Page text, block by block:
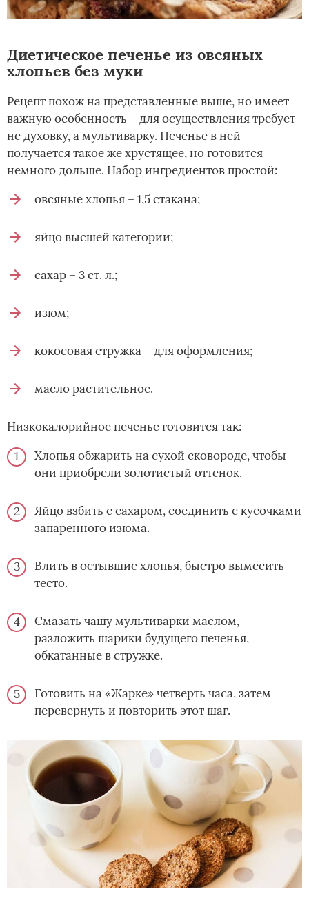
Диетическое печенье из овсяных
хлопьев без муки
Рецепт похож на представленные выше, но имеет
важную особенность – для осуществления требует
не духовку, а мультиварку. Печенье в ней
получается такое же хрустящее, но готовится
немного дольше. Набор ингредиентов простой:
овсяные хлопья – 1,5 стакана;
яйцо высшей категории;
сахар – 3 ст. л.;
изюм;
кокосовая стружка – для оформления;
масло растительное.
Низкокалорийное печенье готовится так:
Хлопья обжарить на сухой сковороде, чтобы
они приобрели золотистый оттенок.
Яйцо взбить с сахаром, соединить с кусочками
запаренного изюма.
Влить в остывшие хлопья, быстро вымесить
тесто.
Смазать чашу мультиварки маслом,
разложить шарики будущего печенья,
обкатанные в стружке.
Готовить на «Жарке» четверть часа, затем
перевернуть и повторить этот шаг.